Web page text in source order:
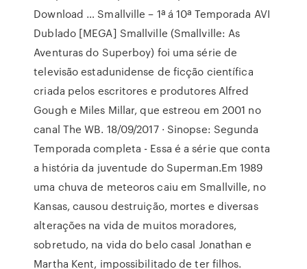
Download … Smallville – 1ª á 10ª Temporada AVI
Dublado [MEGA] Smallville (Smallville: As
Aventuras do Superboy) foi uma série de
televisão estadunidense de ficção científica
criada pelos escritores e produtores Alfred
Gough e Miles Millar, que estreou em 2001 no
canal The WB. 18/09/2017 · Sinopse: Segunda
Temporada completa - Essa é a série que conta
a história da juventude do Superman.Em 1989
uma chuva de meteoros caiu em Smallville, no
Kansas, causou destruição, mortes e diversas
alterações na vida de muitos moradores,
sobretudo, na vida do belo casal Jonathan e
Martha Kent, impossibilitado de ter filhos.